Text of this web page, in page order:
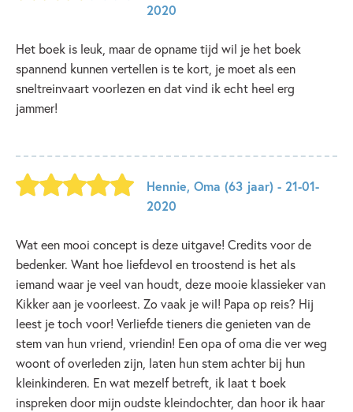
2020
Het boek is leuk, maar de opname tijd wil je het boek
spannend kunnen vertellen is te kort, je moet als een
sneltreinvaart voorlezen en dat vind ik echt heel erg
jammer!
Hennie, Oma (63 jaar) - 21-01-
2020
Wat een mooi concept is deze uitgave! Credits voor de
bedenker. Want hoe liefdevol en troostend is het als
iemand waar je veel van houdt, deze mooie klassieker van
Kikker aan je voorleest. Zo vaak je wil! Papa op reis? Hij
leest je toch voor! Verliefde tieners die genieten van de
stem van hun vriend, vriendin! Een opa of oma die ver weg
woont of overleden zijn, laten hun stem achter bij hun
kleinkinderen. En wat mezelf betreft, ik laat t boek
inspreken door mijn oudste kleindochter, dan hoor ik haar